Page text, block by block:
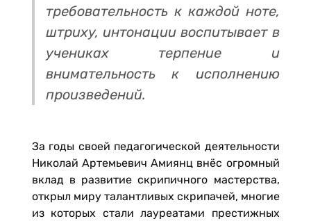
требовательность к каждой ноте,
штриху, интонации воспитывает в
учениках терпение и
внимательность к исполнению
произведений.
За годы своей педагогической деятельности
Николай Артемьевич Амиянц внёс огромный
вклад в развитие скрипичного мастерства,
открыл миру талантливых скрипачей, многие
из которых стали лауреатами престижных